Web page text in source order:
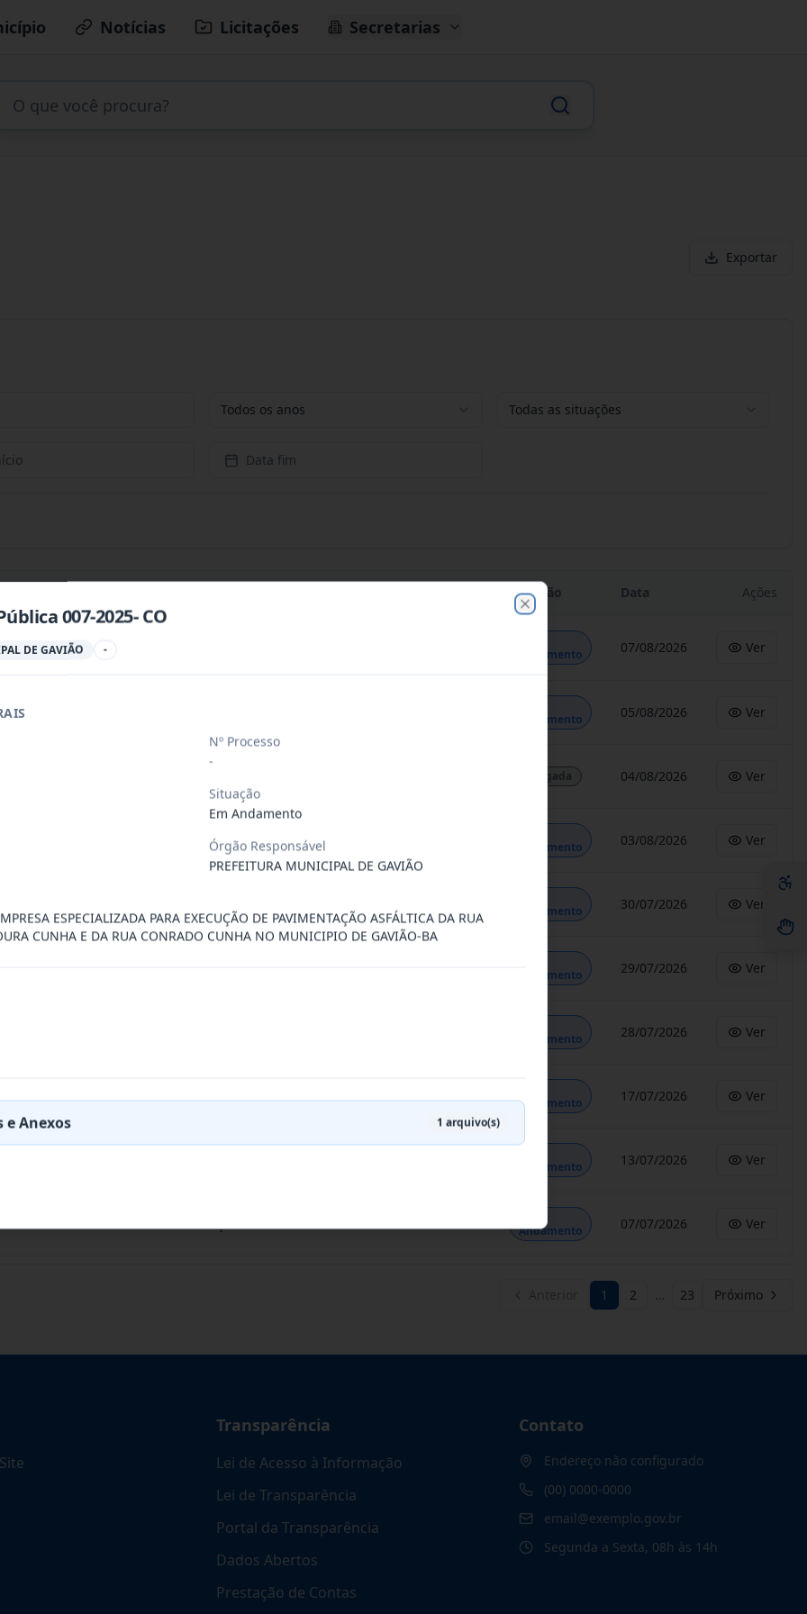
Notícias Licitações Secretarias
Exportar
Todos os anos Todas as situações
Data fim
Situação Data Ações
para aquisição de gêneros alimentício
Andamento
07/08/2026 Ver
habitacionais no município de Gavi
Andamento
05/08/2026 Ver
Revogada 04/08/2026 Ver
especializada para prestação de servi...
Andamento
03/08/2026 Ver
PARA FORNECIMENTO DE AVIAMENTOS E TEC
Andamento
30/07/2026 Ver
Andamento
29/07/2026 Ver
para o fornecimento de insumos odonto
Andamento
28/07/2026 Ver
ESPECIALIZADA NO RAMO DE SEGUROS AUTO...
Andamento
17/07/2026 Ver
cães e gatos para atender às eventua
Andamento
13/07/2026 Ver
FUTURA E EVENTUAL CONTRATAÇÃO DE EMPR
Andamento
07/07/2026 Ver
1 2 … 23 Próximo
Transparência
Lei de Acesso à Informação
Lei de Transparência
Portal da Transparência
Dados Abertos
Prestação de Contas
Contato
Endereço não configurado
(00) 0000-0000
email@exemplo.gov.br
Segunda a Sexta, 08h às 14h
007-2025- CO
DE GAVIÃO -
Nº Processo
-
Situação
Em Andamento
Órgão Responsável
PREFEITURA MUNICIPAL DE GAVIÃO
ESPECIALIZADA PARA EXECUÇÃO DE PAVIMENTAÇÃO ASFÁLTICA DA RUA
CUNHA E DA RUA CONRADO CUNHA NO MUNICIPIO DE GAVIÃO-BA
e Anexos 1 arquivo(s)
Close